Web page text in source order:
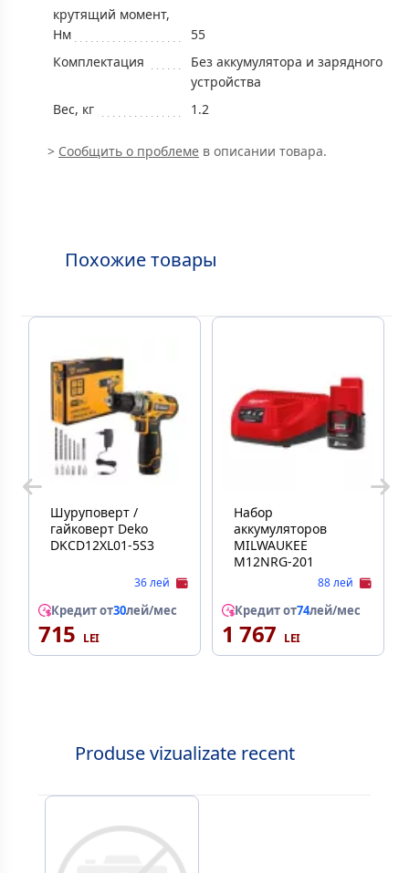
крутящий момент,
Нм
55
Комплектация
Без аккумулятора и зарядного
устройства
Вес, кг
1.2
> Сообщить о проблеме в описании товара.
Похожие товары
Шуруповерт /
гайковерт Deko
DKCD12XL01-5S3
36 лей
Кредит от30лей/мес
715
Набор
аккумуляторов
MILWAUKEE
M12NRG-201
88 лей
Кредит от74лей/мес
1 767
Produse vizualizate recent